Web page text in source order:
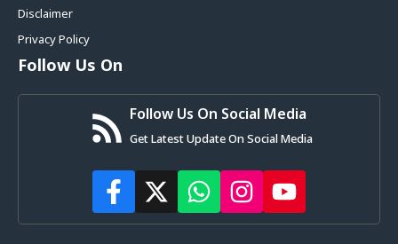
Disclaimer
Privacy Policy
Follow Us On
Follow Us On Social Media
Get Latest Update On Social Media